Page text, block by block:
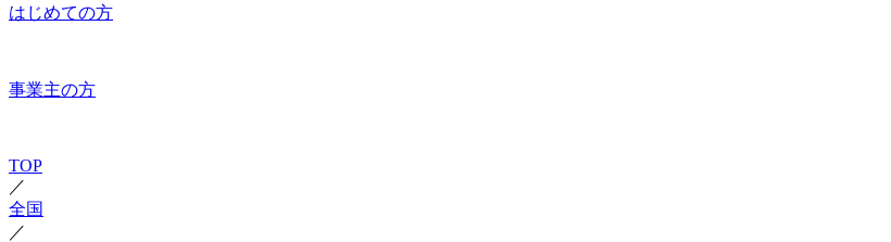
はじめての方
事業主の方
TOP
／
全国
／